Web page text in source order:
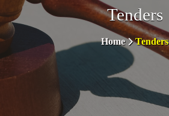
Tenders
Home Tenders